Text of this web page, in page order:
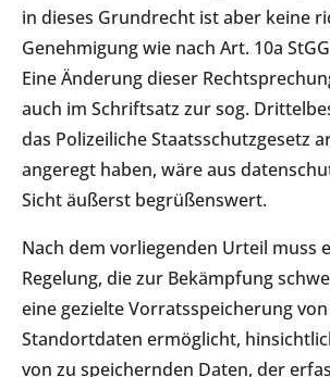
in dieses Grundrecht ist aber keine
Genehmigung wie nach Art. 10a
Eine Änderung dieser
auch im Schriftsatz zur sog.
das Polizeiliche Staatsschutzgesetz
angeregt haben, wäre aus
Sicht äußerst begrüßenswert.
Nach dem vorliegenden Urteil muss
Regelung, die zur Bekämpfung
eine gezielte Vorratsspeicherung
Standortdaten ermöglicht,
von zu speichernden Daten, der